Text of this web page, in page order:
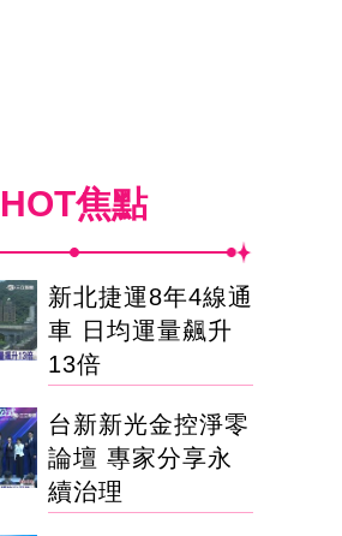
HOT焦點
新北捷運8年4線通
車 日均運量飆升
13倍
台新新光金控淨零
論壇 專家分享永
續治理